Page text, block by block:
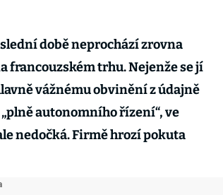
době neprochází zrovna
francouzském trhu. Nejenže se jí
vážnému obvinění z údajně
autonomního řízení“, ve
nedočká. Firmě hrozí pokuta